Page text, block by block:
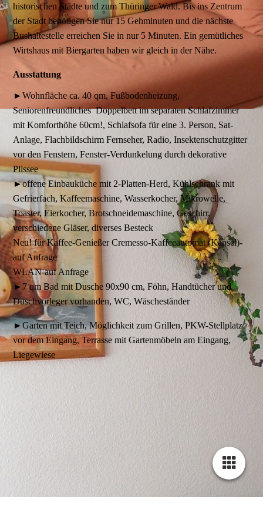
historischen Städte und zum Thüringer Wald. Bis ins Zentrum
der Stadt benötigen Sie nur 15 Gehminuten und die nächste
Bushaltestelle erreichen Sie in nur 5 Minuten. Ein gemütliches
Wirtshaus mit Biergarten haben wir gleich in der Nähe.
Ausstattung
►Wohnfläche ca. 40 qm, Fußbodenheizung,
Seniorenfreundliches Doppelbett im separaten Schlafzimmer
mit Komforthöhe 60cm!, Schlafsofa für eine 3. Person, Sat-
Anlage, Flachbildschirm Fernseher, Radio, Insektenschutzgitter
vor den Fenstern, Fenster-Verdunkelung durch dekorative
Plissee
►offene Einbauküche mit 2-Platten-Herd, Kühlschrank mit
Gefrierfach, Kaffeemaschine, Wasserkocher, Mikrowelle,
Toaster, Eierkocher, Brotschneidemaschine, Geschirr,
verschiedene Gläser, diverses Besteck
Neu! für Kaffee-Genießer Cremesso-Kaffeeautomat (Kapsel)-
auf Anfrage
WLAN-auf Anfrage
►7 qm Bad mit Dusche 90x90 cm, Föhn, Handtücher und
Duschvorleger vorhanden, WC, Wäscheständer
►Garten mit Teich, Möglichkeit zum Grillen, PKW-Stellplatz
vor dem Eingang, Terrasse mit Gartenmöbeln am Eingang,
Liegewiese